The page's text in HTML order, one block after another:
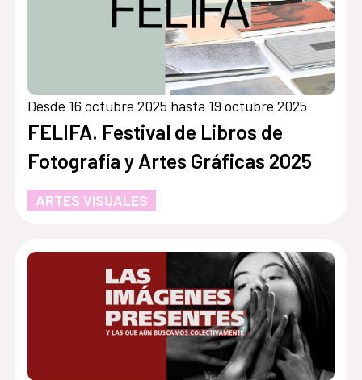
Desde 16 octubre 2025 hasta 19 octubre 2025
FELIFA. Festival de Libros de
Fotografía y Artes Gráficas 2025
ARTES VISUALES